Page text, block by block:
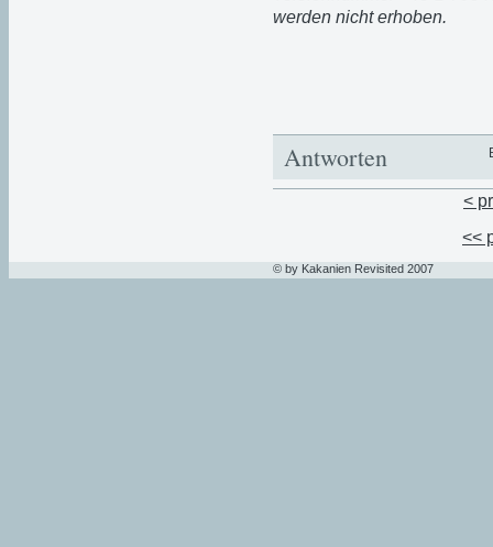
werden nicht erhoben.
Antworten
<
<<
© by Kakanien Revisited 2007